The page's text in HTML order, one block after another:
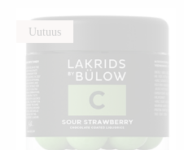
UutuusKATSO PIKANÄKYMÄ